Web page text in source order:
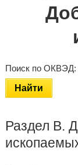
Поиск по ОКВЭД:
Найти
Раздел B.